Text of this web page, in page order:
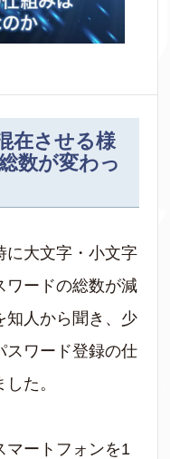
在させる様
数が変わっ
に大文字・小文字
ワードの総数が減
知人から聞き、少
スワード登録の仕
た。
マートフォンを1